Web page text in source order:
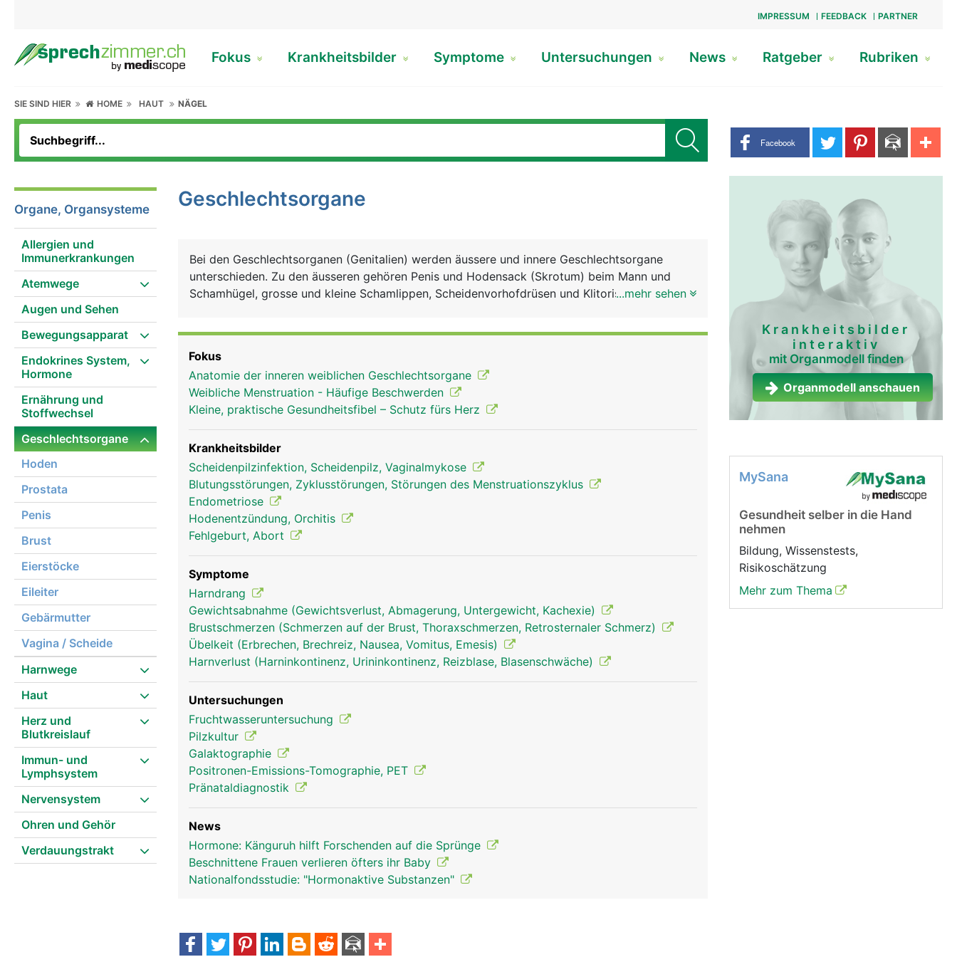
IMPRESSUM FEEDBACK PARTNER
Fokus Krankheitsbilder Symptome Untersuchungen News Ratgeber Rubriken
SIE SIND HIER HOME HAUT NÄGEL
Share buttons
Facebook
Organe, Organsysteme
Allergien und
Immunerkrankungen
Atemwege
Augen und Sehen
Bewegungsapparat
Endokrines System,
Hormone
Ernährung und
Stoffwechsel
Geschlechtsorgane
Hoden
Prostata
Penis
Brust
Eierstöcke
Eileiter
Gebärmutter
Vagina / Scheide
Harnwege
Haut
Herz und
Blutkreislauf
Immun- und
Lymphsystem
Nervensystem
Ohren und Gehör
Verdauungstrakt
Geschlechtsorgane
Bei den Geschlechtsorganen (Genitalien) werden äussere und innere Geschlechtsorgane
unterschieden. Zu den äusseren gehören Penis und Hodensack (Skrotum) beim Mann und
Schamhügel, grosse und kleine Schamlippen, Scheidenvorhofdrüsen und Klitoris bei der Frau.
Geschlechtsorgane dienen vor allem zur Fortpflanzung und Hormonproduktion sowie zur
Befriedigung der sexuellen Lust. Beim Mann dient der Penis auch zur Ausscheidung von Urin.
...mehr sehen
Fokus
Anatomie der inneren weiblichen Geschlechtsorgane
Weibliche Menstruation - Häufige Beschwerden
Kleine, praktische Gesundheitsfibel – Schutz fürs Herz
Krankheitsbilder
Scheidenpilzinfektion, Scheidenpilz, Vaginalmykose
Blutungsstörungen, Zyklusstörungen, Störungen des Menstruationszyklus
Endometriose
Hodenentzündung, Orchitis
Fehlgeburt, Abort
Symptome
Harndrang
Gewichtsabnahme (Gewichtsverlust, Abmagerung, Untergewicht, Kachexie)
Brustschmerzen (Schmerzen auf der Brust, Thoraxschmerzen, Retrosternaler Schmerz)
Übelkeit (Erbrechen, Brechreiz, Nausea, Vomitus, Emesis)
Harnverlust (Harninkontinenz, Urininkontinenz, Reizblase, Blasenschwäche)
Untersuchungen
Fruchtwasseruntersuchung
Pilzkultur
Galaktographie
Positronen-Emissions-Tomographie, PET
Pränataldiagnostik
News
Hormone: Känguruh hilft Forschenden auf die Sprünge
Beschnittene Frauen verlieren öfters ihr Baby
Nationalfondsstudie: "Hormonaktive Substanzen"
Krankheitsbilder
interaktiv
mit Organmodell finden
Organmodell anschauen
MySana
Gesundheit selber in die Hand
nehmen
Bildung, Wissenstests,
Risikoschätzung
Mehr zum Thema